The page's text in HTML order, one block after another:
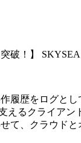
破！】
履歴をログと
えるクライアン
て、クラウド